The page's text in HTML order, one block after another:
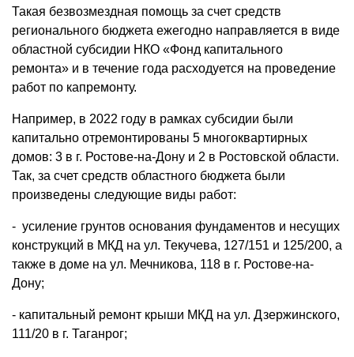
Такая безвозмездная помощь за счет средств
регионального бюджета ежегодно направляется в виде
областной субсидии НКО «Фонд капитального
ремонта» и в течение года расходуется на проведение
работ по капремонту.
Например, в 2022 году в рамках субсидии были
капитально отремонтированы 5 многоквартирных
домов: 3 в г. Ростове-на-Дону и 2 в Ростовской области.
Так, за счет средств областного бюджета были
произведены следующие виды работ:
- усиление грунтов основания фундаментов и несущих
конструкций в МКД на ул. Текучева, 127/151 и 125/200, а
также в доме на ул. Мечникова, 118 в г. Ростове-на-
Дону;
- капитальный ремонт крыши МКД на ул. Дзержинского,
111/20 в г. Таганрог;